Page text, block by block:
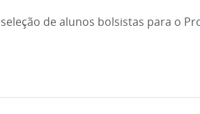
de alunos bolsistas para o